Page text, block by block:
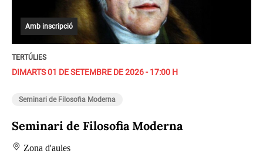
Amb inscripció
TERTÚLIES
DIMARTS 01 DE SETEMBRE DE 2026 - 17:00 H
Seminari de Filosofia Moderna
Seminari de Filosofia Moderna
Zona d'aules